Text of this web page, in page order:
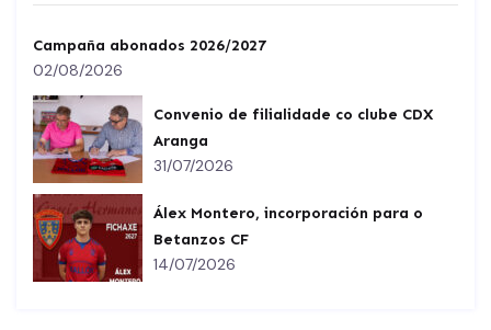
Campaña abonados 2026/2027
02/08/2026
Convenio de filialidade co clube CDX
Aranga
31/07/2026
Álex Montero, incorporación para o
Betanzos CF
14/07/2026